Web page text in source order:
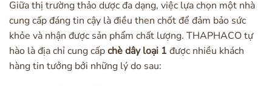
Giữa thị trường thảo dược đa dạng, việc lựa chọn một nhà
cung cấp đáng tin cậy là điều then chốt để đảm bảo sức
khỏe và nhận được sản phẩm chất lượng. THAPHACO tự
hào là địa chỉ cung cấpchè dây loại 1 được nhiều khách
hàng tin tưởng bởi những lý do sau: